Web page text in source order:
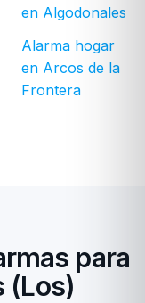
en Algodonales
Alarma hogar
en Arcos de la
Frontera
para
(Los)